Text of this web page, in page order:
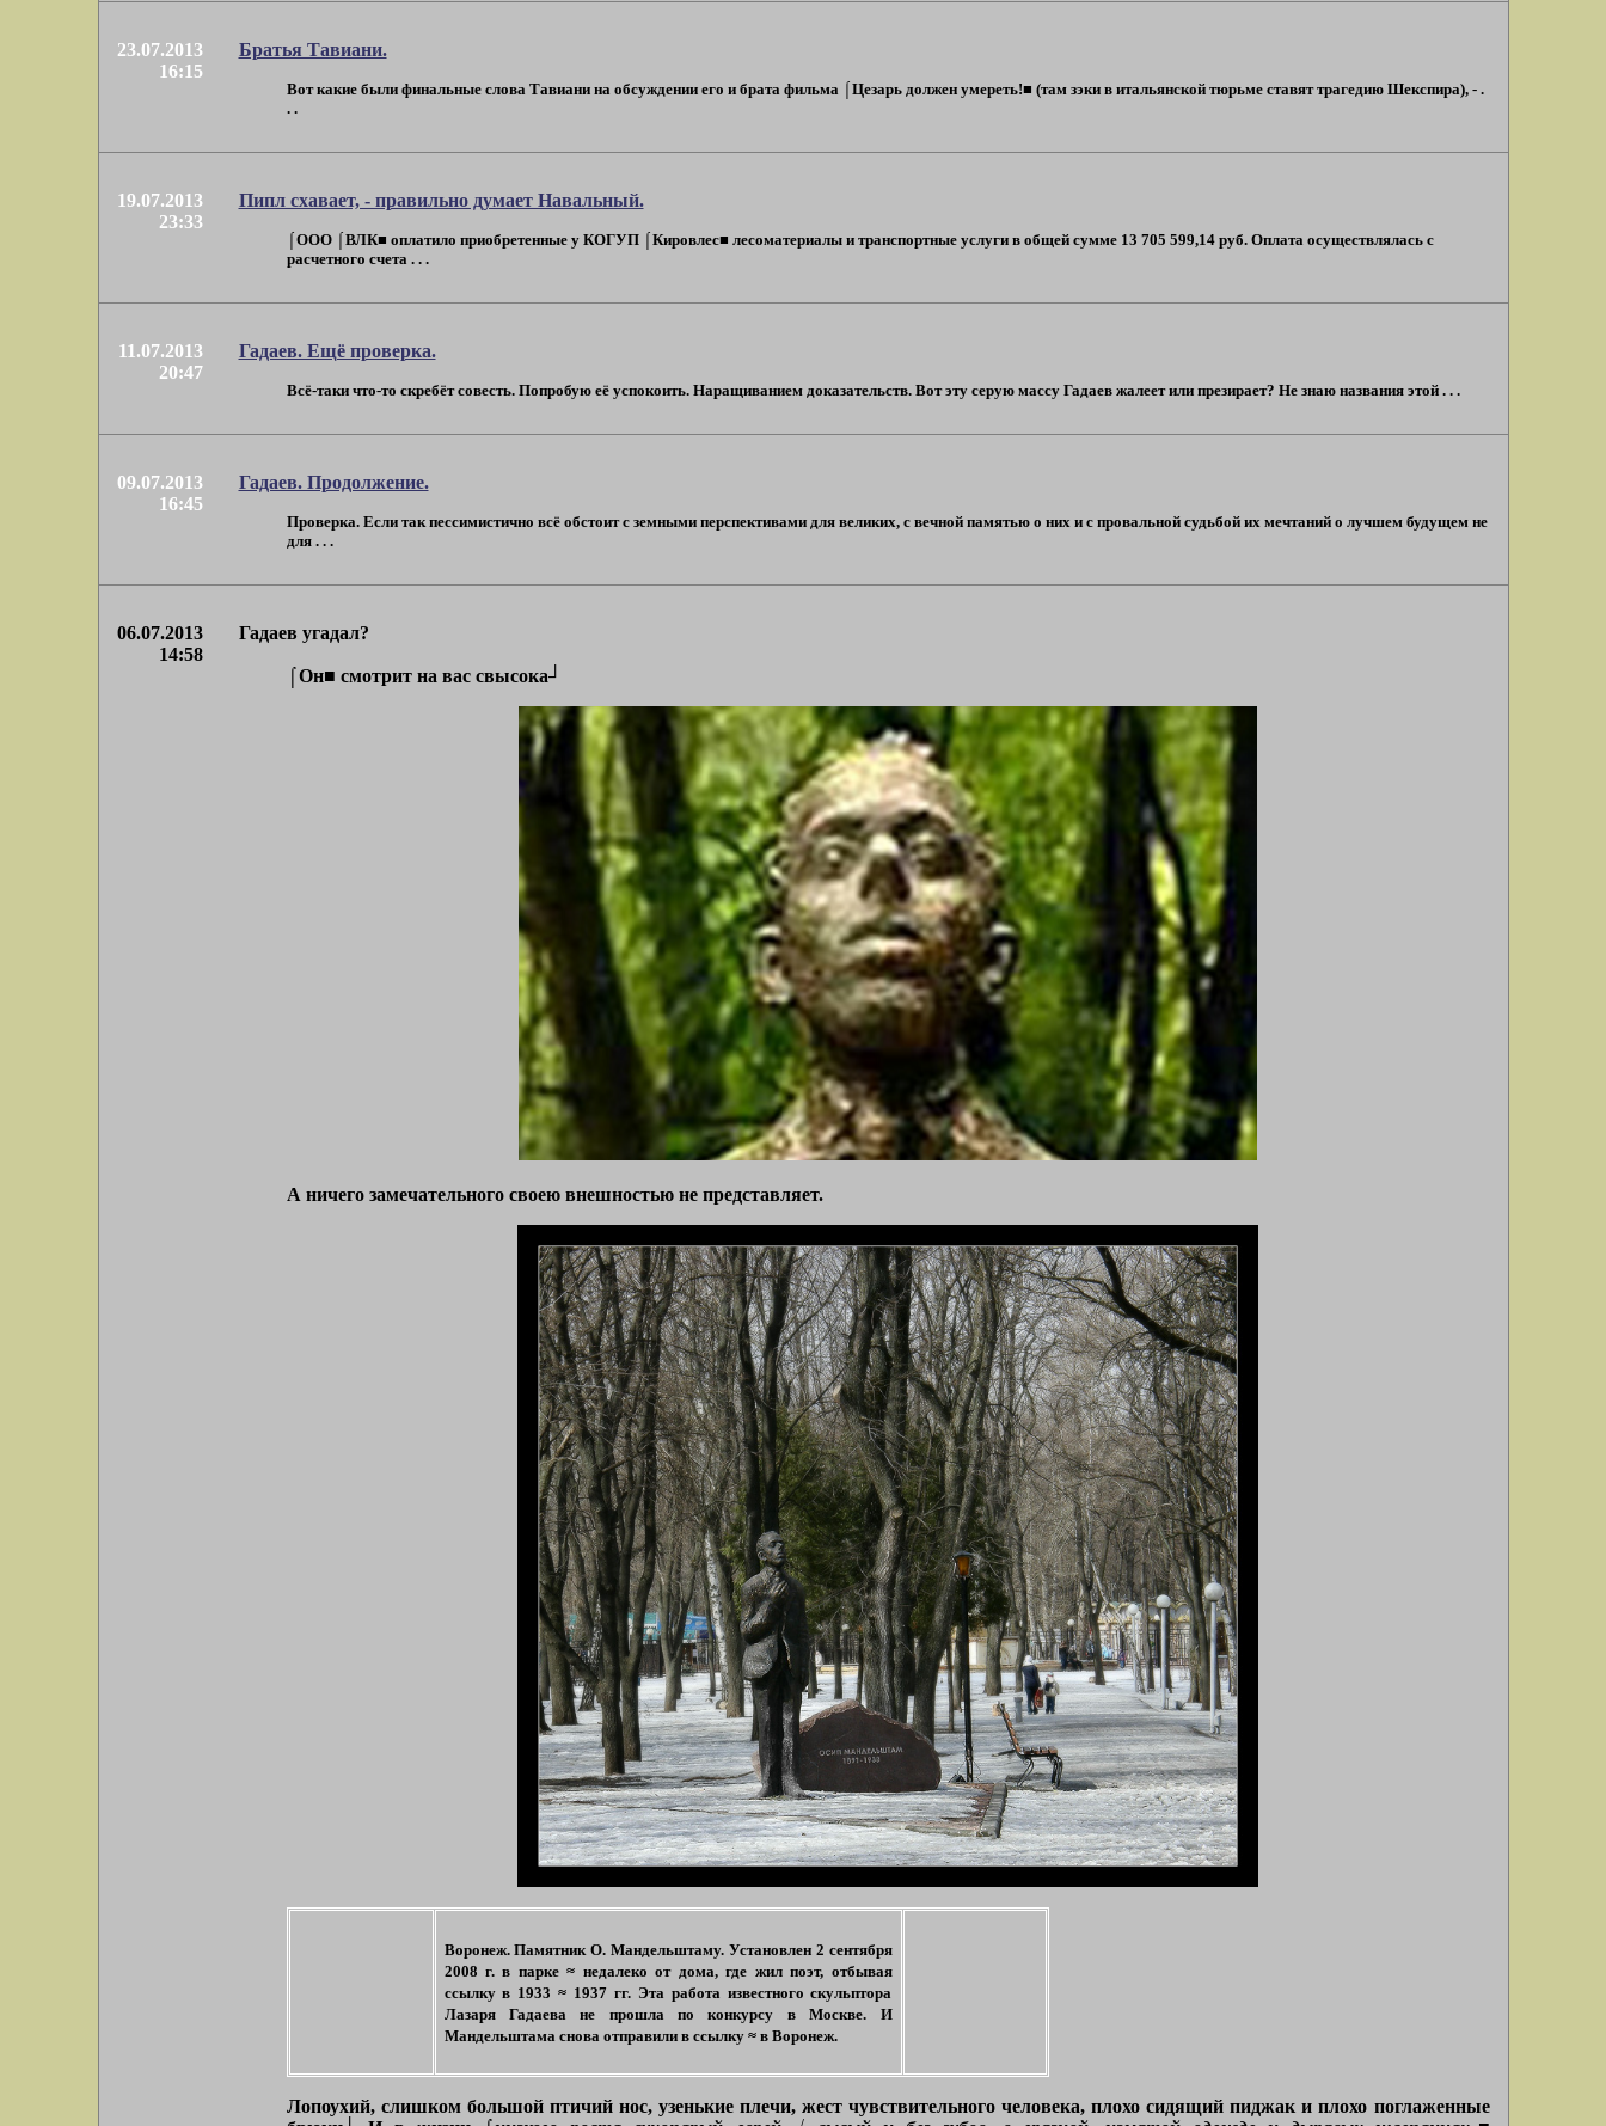
23.07.2013
16:15
Братья Тавиани.
Вот какие были финальные слова Тавиани на обсуждении его и брата фильма ⌠Цезарь должен умереть!■ (там зэки в итальянской тюрьме ставят трагедию Шекспира), - .
. .
19.07.2013
23:33
Пипл схавает, - правильно думает Навальный.
⌠ООО ⌠ВЛК■ оплатило приобретенные у КОГУП ⌠Кировлес■ лесоматериалы и транспортные услуги в общей сумме 13 705 599,14 руб. Оплата осуществлялась с
расчетного счета . . .
11.07.2013
20:47
Гадаев. Ещё проверка.
Всё-таки что-то скребёт совесть. Попробую её успокоить. Наращиванием доказательств. Вот эту серую массу Гадаев жалеет или презирает? Не знаю названия этой . . .
09.07.2013
16:45
Гадаев. Продолжение.
Проверка. Если так пессимистично всё обстоит с земными перспективами для великих, с вечной памятью о них и с провальной судьбой их мечтаний о лучшем будущем не
для . . .
06.07.2013
14:58
Гадаев угадал?
⌠Он■ смотрит на вас свысока┘
А ничего замечательного своею внешностью не представляет.
Воронеж. Памятник О. Мандельштаму. Установлен 2 сентября
2008 г. в парке ≈ недалеко от дома, где жил поэт, отбывая
ссылку в 1933 ≈ 1937 гг. Эта работа известного скульптора
Лазаря Гадаева не прошла по конкурсу в Москве. И
Мандельштама снова отправили в ссылку ≈ в Воронеж.
Лопоухий, слишком большой птичий нос, узенькие плечи, жест чувствительного человека, плохо сидящий пиджак и плохо поглаженные